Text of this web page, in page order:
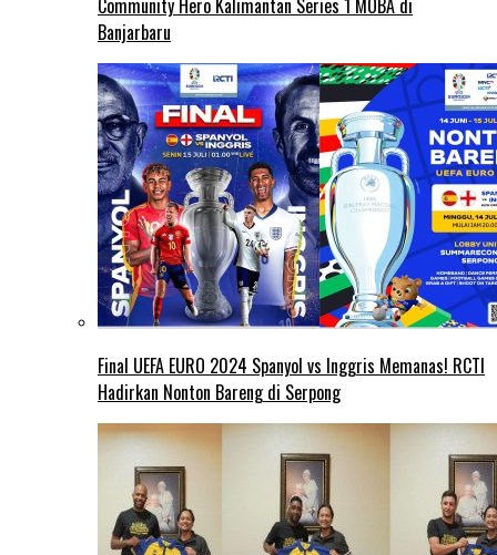
Community Hero Kalimantan Series 1 MOBA di
Banjarbaru
Final UEFA EURO 2024 Spanyol vs Inggris Memanas! RCTI
Hadirkan Nonton Bareng di Serpong